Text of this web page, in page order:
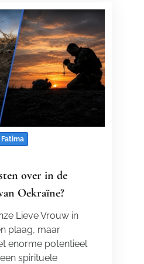
over in de
Oekraïne?
Lieve Vrouw in
plaag, maar
enorme potentieel
spirituele